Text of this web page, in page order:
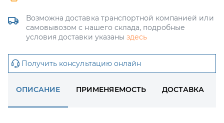
Возможна доставка транспортной компанией или
самовывозом с нашего склада, подробные
условия доставки указаны здесь
Получить консультацию онлайн
ОПИСАНИЕ ПРИМЕНЯЕМОСТЬ ДОСТАВКА